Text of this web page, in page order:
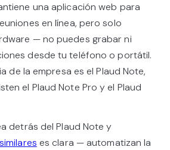
una aplicación web para
en línea, pero solo
— no puedes grabar ni
desde tu teléfono o portátil.
de la empresa es el Plaud Note,
el Plaud Note Pro y el Plaud
detrás del Plaud Note y
es clara — automatizan la